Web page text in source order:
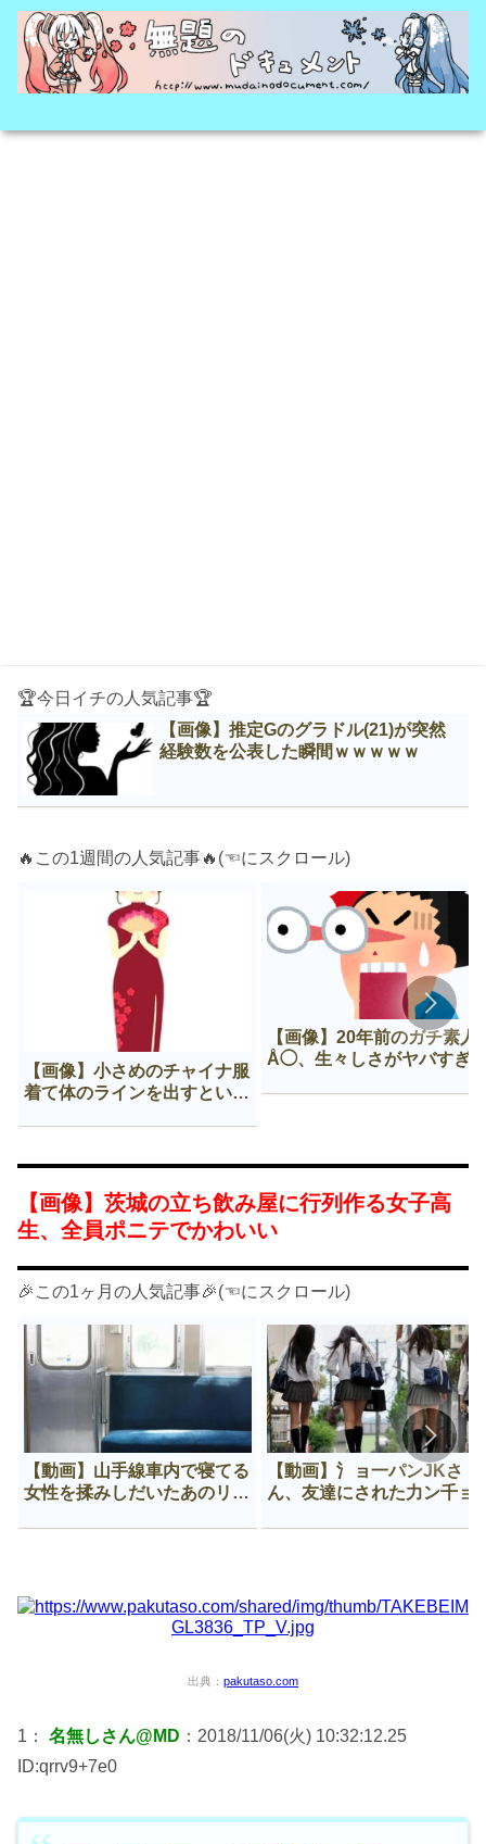
🏆今日イチの人気記事🏆
【画像】推定Gのグラドル(21)が突然
経験数を公表した瞬間ｗｗｗｗｗ
🔥この1週間の人気記事🔥(☜にスクロール)
【画像】小さめのチャイナ服
着て体のラインを出すという
【画像】20年前のガチ素人
Å◯、生々しさがヤバすぎ
【画像】茨城の立ち飲み屋に行列作る女子高
生、全員ポニテでかわいい
🎉この1ヶ月の人気記事🎉(☜にスクロール)
【動画】山手線車内で寝てる
女性を揉みしだいたあのリー
【動画】氵ョ一パンJKさ
ん、友達にされた力ン千ョ
出典： pakutaso.com
1： 名無しさん@MD ：2018/11/06(火) 10:32:12.25
ID:qrrv9+7e0